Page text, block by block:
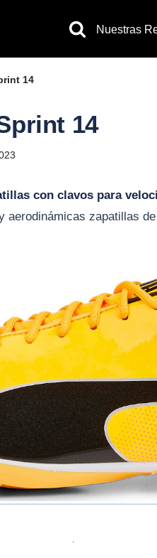
Nuestras
a través
Jabalina
14
14
con clavos para
aerodinámicas zapatillas